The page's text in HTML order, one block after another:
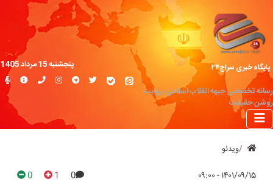
پایگاه خبری سراج۲۴
رسانه تخصصی جبهه انقلاب اسلامی؛ روایت
روشن حقیقت
پنجشنبه 15 مرداد 1405
ویدئو
۱۴۰۱/۰۹/۱۵ - ۰۹:۰۰ 0
1
0